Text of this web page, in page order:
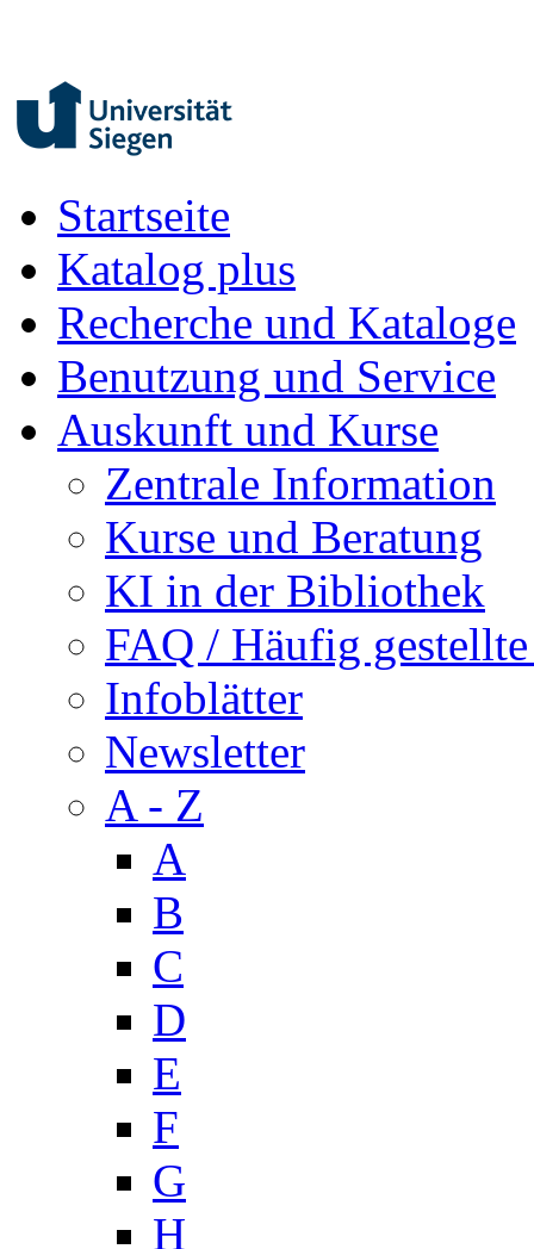
Startseite
Katalog plus
Recherche und Kataloge
Benutzung und Service
Auskunft und Kurse
Zentrale Information
Kurse und Beratung
KI in der Bibliothek
FAQ / Häufig
Infoblätter
Newsletter
A - Z
A
B
C
D
E
F
G
H